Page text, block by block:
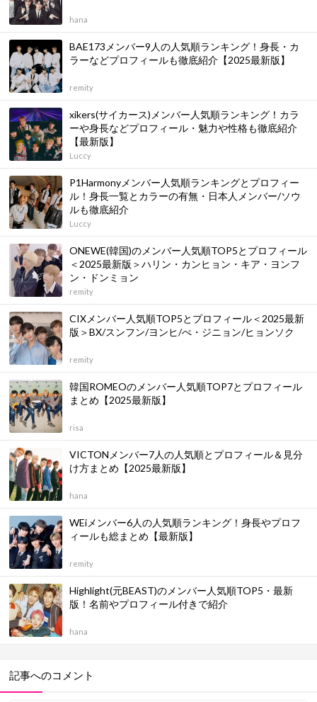
hana
BAE173メンバー9人の人気順ランキング！身長・カ
ラーなどプロフィールも徹底紹介【2025最新版】
remity
xikers(サイカース)メンバー人気順ランキング！カラ
ーや身長などプロフィール・魅力や性格も徹底紹介
【最新版】
Luccy
P1Harmonyメンバー人気順ランキングとプロフィー
ル！身長一覧とカラーの有無・日本人メンバー/ソウ
ルも徹底紹介
Luccy
ONEWE(韓国)のメンバー人気順TOP5とプロフィール
＜2025最新版＞ハリン・カンヒョン・キア・ヨンフ
ン・ドンミョン
remity
CIXメンバー人気順TOP5とプロフィール＜2025最新
版＞BX/スンフン/ヨンヒ/ぺ・ジニョン/ヒョンソク
remity
韓国ROMEOのメンバー人気順TOP7とプロフィール
まとめ【2025最新版】
risa
VICTONメンバー7人の人気順とプロフィール＆見分
け方まとめ【2025最新版】
hana
WEiメンバー6人の人気順ランキング！身長やプロフ
ィールも総まとめ【最新版】
remity
Highlight(元BEAST)のメンバー人気順TOP5・最新
版！名前やプロフィール付きで紹介
hana
記事へのコメント